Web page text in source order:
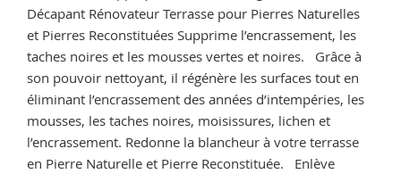
Pierre
Naturelle
et
Reconstituée
extérieure »
Décapant Rénovateur Terrasse pour Pierres Naturelles
et Pierres Reconstituées Supprime l’encrassement, les
taches noires et les mousses vertes et noires. Grâce à
son pouvoir nettoyant, il régénère les surfaces tout en
éliminant l’encrassement des années d’intempéries, les
mousses, les taches noires, moisissures, lichen et
l’encrassement. Redonne la blancheur à votre terrasse
en Pierre Naturelle et Pierre Reconstituée. Enlève